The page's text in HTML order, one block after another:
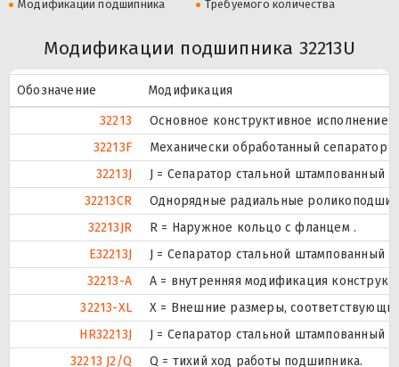
Модификации подшипника
Требуемого количества
Модификации подшипника 32213U
Обозначение
Модификация
32213
Основное конструктивное исполнение.
32213F
Механически обработанный сепаратор
32213J
J = Сепаратор стальной штампованный
32213CR
Однорядные радиальные
32213JR
R = Наружное кольцо с фланцем .
E32213J
J = Сепаратор стальной штампованный
32213-A
A = внутренняя модификация
32213-XL
X = Внешние размеры,
HR32213J
J = Сепаратор стальной штампованный
32213 J2/Q
Q = тихий ход работы подшипника.